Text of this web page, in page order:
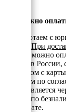
Как можно
Мы работаем с
При
области можно
регионов России,
переводом с
способом по
осуществляется
по
предоплате.